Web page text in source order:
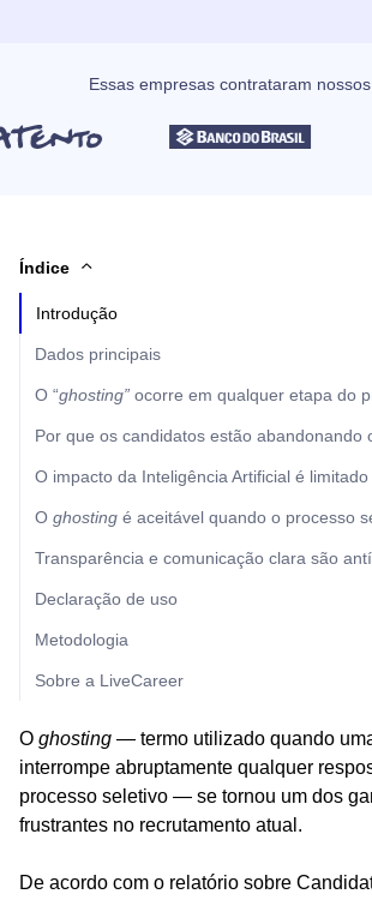
Essas empresas contrataram
Índice
Introdução
Dados principais
O “ghosting” ocorre em qualquer etapa do
Por que os candidatos estão abandonando
O impacto da Inteligência Artificial é limitado
O ghosting é aceitável quando o processo
Transparência e comunicação clara são
Declaração de uso
Metodologia
Sobre a LiveCareer
O ghosting — termo utilizado quando
interrompe abruptamente qualquer
processo seletivo — se tornou um dos
frustrantes no recrutamento atual.
De acordo com o relatório sobre